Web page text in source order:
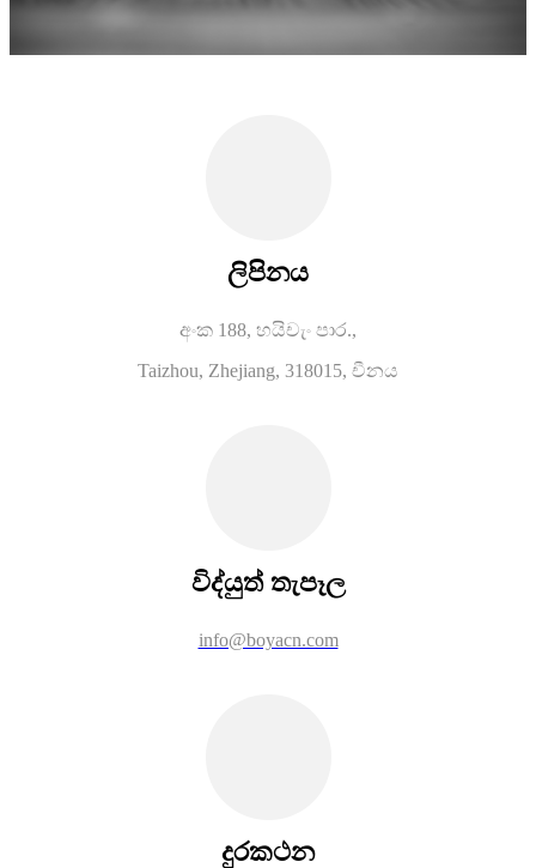
ලිපිනය
අංක 188, හයිචැං පාර.,
Taizhou, Zhejiang, 318015, චීනය
විද්යුත් තැපෑල
info@boyacn.com
දුරකථන